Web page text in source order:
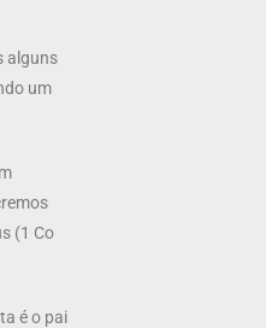
alguns
um
(1 Co
é o pai